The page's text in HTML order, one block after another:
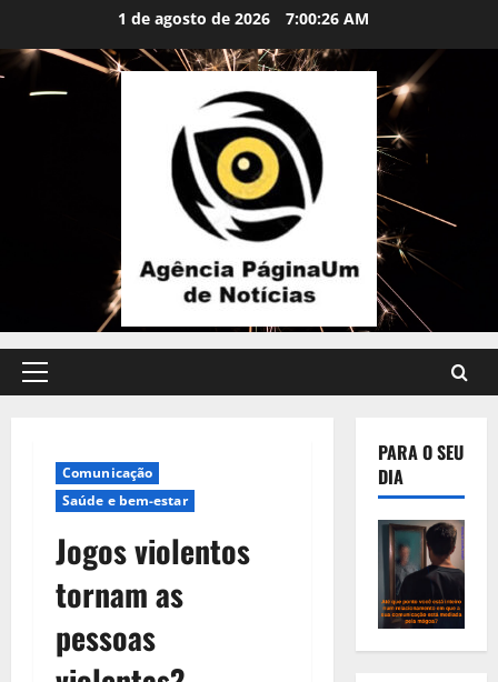
content
1 de agosto de 2026 7:00:27 AM
Primary
Comunicação
Saúde e bem-estar
Jogos violentos
tornam as
pessoas
PARA O SEU
DIA